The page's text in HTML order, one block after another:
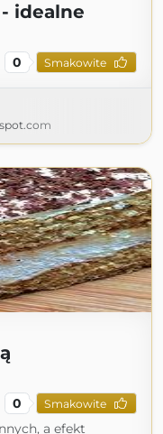
idealne
0 Smakowite
0 Smakowite
a efekt